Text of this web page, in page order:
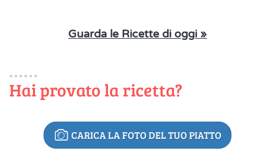
Guarda le Ricette di oggi »
Hai provato la ricetta?
CARICA LA FOTO DEL TUO PIATTO